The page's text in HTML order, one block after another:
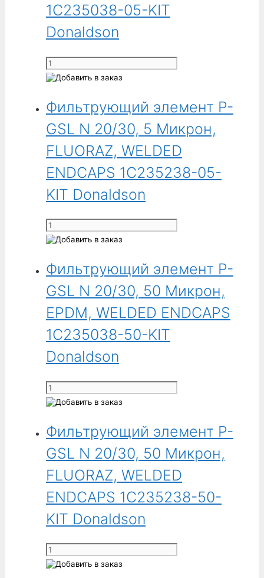
250
Микрон,
FLUORAZ,
WELDED
ENDCAPS
1C235238-
93-
KIT
Donaldson
1C235038-05-KIT
Donaldson
Количество
товара
элемент
P-
GSL
N
20/30,
5
Микрон,
EPDM,
WELDED
ENDCAPS
1C235038-
05-
KIT
Donaldson
Фильтрующий элемент P-
GSL N 20/30, 5 Микрон,
FLUORAZ, WELDED
ENDCAPS 1C235238-05-
KIT Donaldson
Количество
товара
элемент
GSL
N
20/30,
5
Микрон,
FLUORAZ,
WELDED
ENDCAPS
1C235238-
05-
KIT
Donaldson
Фильтрующий элемент P-
GSL N 20/30, 50 Микрон,
EPDM, WELDED ENDCAPS
1C235038-50-KIT
Donaldson
Количество
товара
элемент
P-
GSL
N
20/30,
50
Микрон,
EPDM,
WELDED
ENDCAPS
1C235038-
Фильтрующий элемент P-
GSL N 20/30, 50 Микрон,
FLUORAZ, WELDED
ENDCAPS 1C235238-50-
KIT Donaldson
Количество
товара